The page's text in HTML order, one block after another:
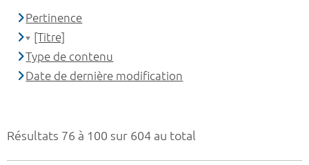
Résultats 76 à 100 sur 604 au total
Pertinence
[Titre]
Type de contenu
Date de dernière modification